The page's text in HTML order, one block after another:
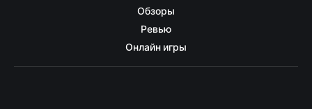
Обзоры
Ревью
Онлайн игры